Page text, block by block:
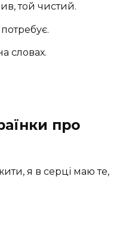
той чистий.
словах.
про
я в серці маю те,